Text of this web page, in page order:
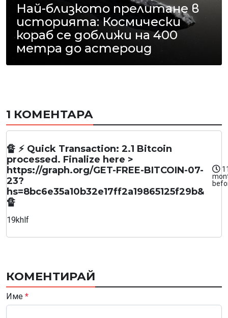
Най-близкото прелитане в
историята: Космически
кораб се доближи на 400
метра до астероид
1 КОМЕНТАРА
🔏 ⚡ Quick Transaction: 2.1 Bitcoin
processed. Finalize here >
https://graph.org/GET-FREE-BITCOIN-07-
23?
hs=8bc6e35a10b32e17ff2a19865125f29b&
🔏
19khlf
КОМЕНТИРАЙ
Име *